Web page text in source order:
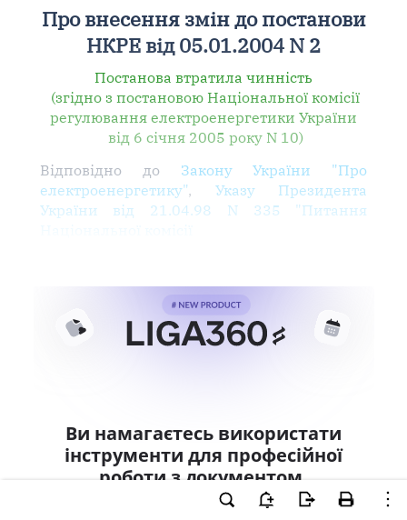
Про внесення змін до постанови
НКРЕ від 05.01.2004 N 2
Постанова втратила чинність
(згідно з постановою Національної комісії
регулювання електроенергетики України
від 6 січня 2005 року N 10)
Відповідно до Закону України "Про
електроенергетику", Указу Президента
України від 21.04.98 N 335 "Питання
Ви намагаєтесь використати
інструменти для професійної
роботи з документом.
Ці можливості доступні тільки користувачам